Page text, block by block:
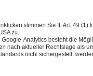
stimmen Sie lt. Art. 49
zu.
Analytics besteht die
nach aktueller Rechtslage als
nicht sichergestellt